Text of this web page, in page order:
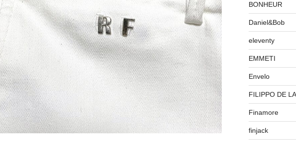
BONHEUR
Daniel&Bob
eleventy
EMMETI
Envelo
FILIPPO DE
Finamore
finjack